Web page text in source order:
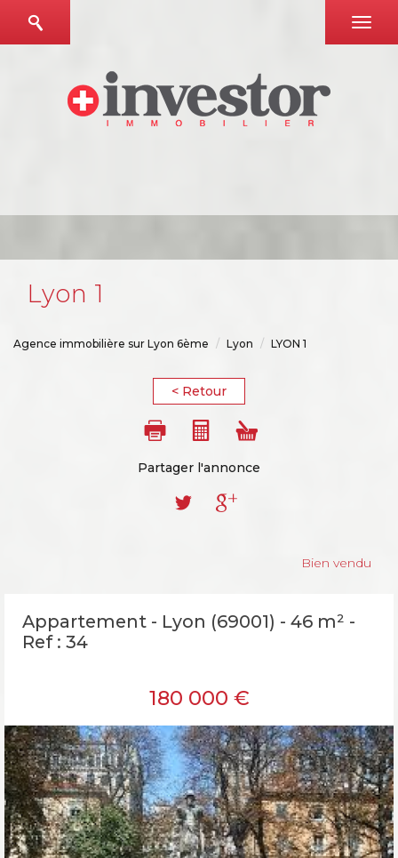
lyon 1
Agence immobilière sur Lyon 6ème Lyon LYON 1
< Retour
Partager l'annonce
Bien vendu
Appartement - Lyon (69001) - 46 m² -
Ref : 34
180 000 €